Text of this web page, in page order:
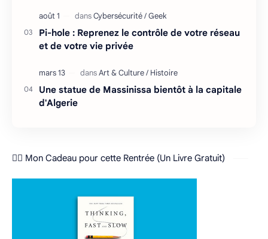
Pi-hole : Reprenez le contrôle de votre réseau
et de votre vie privée
Une statue de Massinissa bientôt à la capitale
d'Algerie
❤️‍🔥 Mon Cadeau pour cette Rentrée (Un Livre Gratuit)